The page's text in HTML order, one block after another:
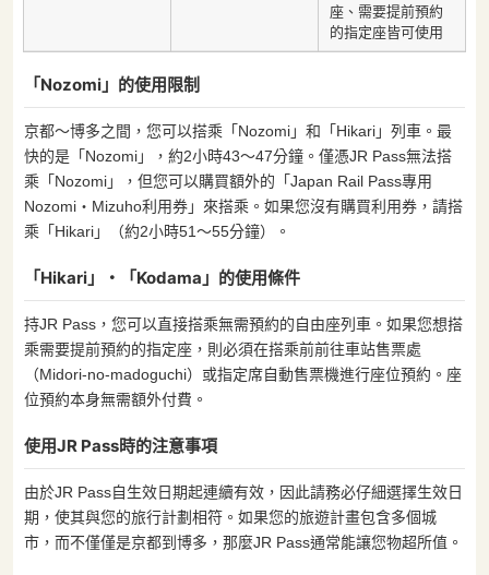
座、需要提前預約
的指定座皆可使用
「Nozomi」的使用限制
京都〜博多之間，您可以搭乘「Nozomi」和「Hikari」列車。最
快的是「Nozomi」，約2小時43〜47分鐘。僅憑JR Pass無法搭
乘「Nozomi」，但您可以購買額外的「Japan Rail Pass專用
Nozomi・Mizuho利用券」來搭乘。如果您沒有購買利用券，請搭
乘「Hikari」（約2小時51〜55分鐘）。
「Hikari」・「Kodama」的使用條件
持JR Pass，您可以直接搭乘無需預約的自由座列車。如果您想搭
乘需要提前預約的指定座，則必須在搭乘前前往車站售票處
（Midori-no-madoguchi）或指定席自動售票機進行座位預約。座
位預約本身無需額外付費。
使用JR Pass時的注意事項
由於JR Pass自生效日期起連續有效，因此請務必仔細選擇生效日
期，使其與您的旅行計劃相符。如果您的旅遊計畫包含多個城
市，而不僅僅是京都到博多，那麼JR Pass通常能讓您物超所值。